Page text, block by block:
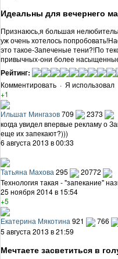
Идеальны для вечернего
Признаюсь,я большая
уж очень хотелось
это такое-Запеченые тени?!По
привычных-они более
Рейтинг:
Комментировать · Я использовал
+1
Ильшат Мингазов709
2373
когда увидел впервые рекламу о
еще их запекают?)))
6 августа 2013 в 00:33
Татьяна Махова 295
20772
Технология такая - "запекание"
25 ноября 2014 в 15:54
+5
Екатерина Мякотина 921 766
5 августа 2013 в 21:59
Мечтаете засветиться в